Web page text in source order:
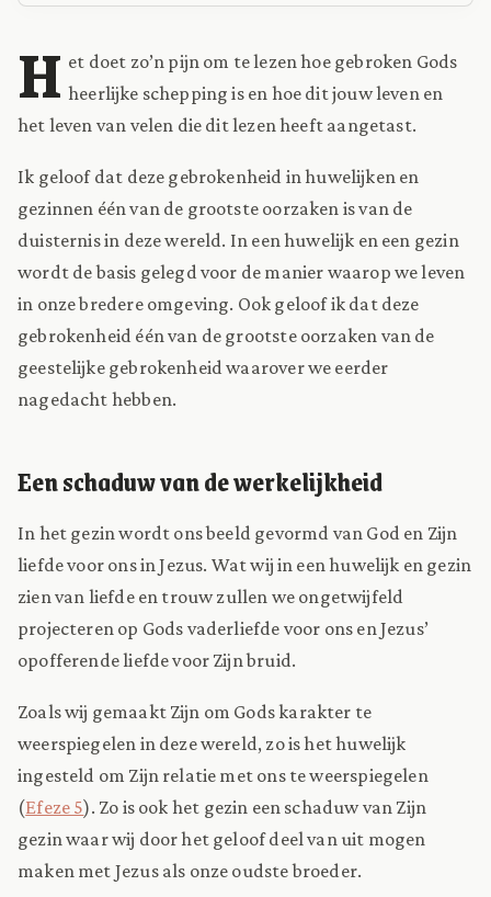
H et doet zo’n pijn om te lezen hoe gebroken Gods
heerlijke schepping is en hoe dit jouw leven en
het leven van velen die dit lezen heeft aangetast.
Ik geloof dat deze gebrokenheid in huwelijken en
gezinnen één van de grootste oorzaken is van de
duisternis in deze wereld. In een huwelijk en een gezin
wordt de basis gelegd voor de manier waarop we leven
in onze bredere omgeving. Ook geloof ik dat deze
gebrokenheid één van de grootste oorzaken van de
geestelijke gebrokenheid waarover we eerder
nagedacht hebben.
Een schaduw van de werkelijkheid
In het gezin wordt ons beeld gevormd van God en Zijn
liefde voor ons in Jezus. Wat wij in een huwelijk en gezin
zien van liefde en trouw zullen we ongetwijfeld
projecteren op Gods vaderliefde voor ons en Jezus’
opofferende liefde voor Zijn bruid.
Zoals wij gemaakt Zijn om Gods karakter te
weerspiegelen in deze wereld, zo is het huwelijk
ingesteld om Zijn relatie met ons te weerspiegelen
(Efeze 5). Zo is ook het gezin een schaduw van Zijn
gezin waar wij door het geloof deel van uit mogen
maken met Jezus als onze oudste broeder.